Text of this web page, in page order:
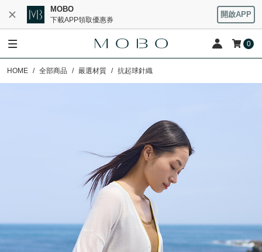
MOBO
下載APP領取優惠券
開啟APP
0
HOME 全部商品 嚴選材質 抗起球針織